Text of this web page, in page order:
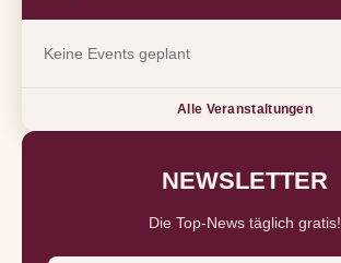
Keine Events geplant
Alle Veranstaltungen
NEWSLETTER
Die Top-News täglich gratis!